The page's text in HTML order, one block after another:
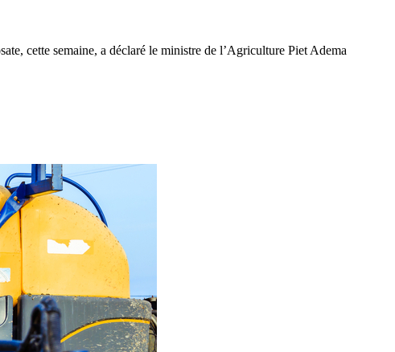
cette semaine, a déclaré le ministre de l’Agriculture Piet Adema